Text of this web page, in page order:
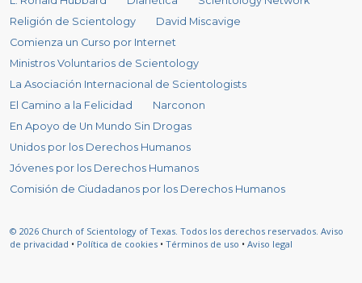
Religión de Scientology
David Miscavige
Comienza un Curso por Internet
Ministros Voluntarios de Scientology
La Asociación Internacional de Scientologists
El Camino a la Felicidad
Narconon
En Apoyo de Un Mundo Sin Drogas
Unidos por los Derechos Humanos
Jóvenes por los Derechos Humanos
Comisión de Ciudadanos por los Derechos Humanos
© 2026 Church of Scientology of Texas. Todos los derechos reservados. Aviso
de privacidad • Política de cookies • Términos de uso • Aviso legal